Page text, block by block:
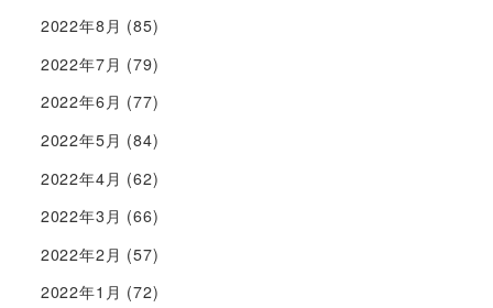
2022年8月 (85)
2022年7月 (79)
2022年6月 (77)
2022年5月 (84)
2022年4月 (62)
2022年3月 (66)
2022年2月 (57)
2022年1月 (72)